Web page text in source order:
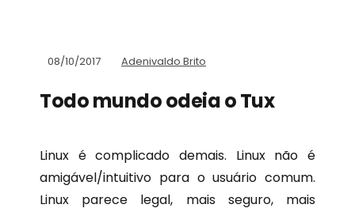
08/10/2017 Adenivaldo Brito
Todo mundo odeia o Tux
Linux é complicado demais. Linux não é
amigável/intuitivo para o usuário comum.
Linux parece legal, mais seguro, mais